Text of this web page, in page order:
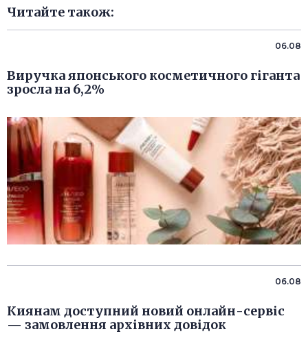
Читайте також:
06.08
Виручка японського косметичного гіганта
зросла на 6,2%
06.08
Киянам доступний новий онлайн-сервіс
— замовлення архівних довідок